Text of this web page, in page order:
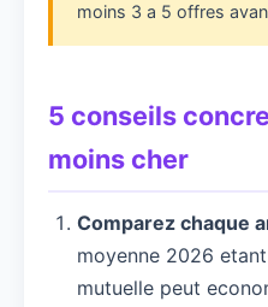
moins 3 a 5 offres
5 conseils
moins cher
Comparez chaque
moyenne 2026
mutuelle peut